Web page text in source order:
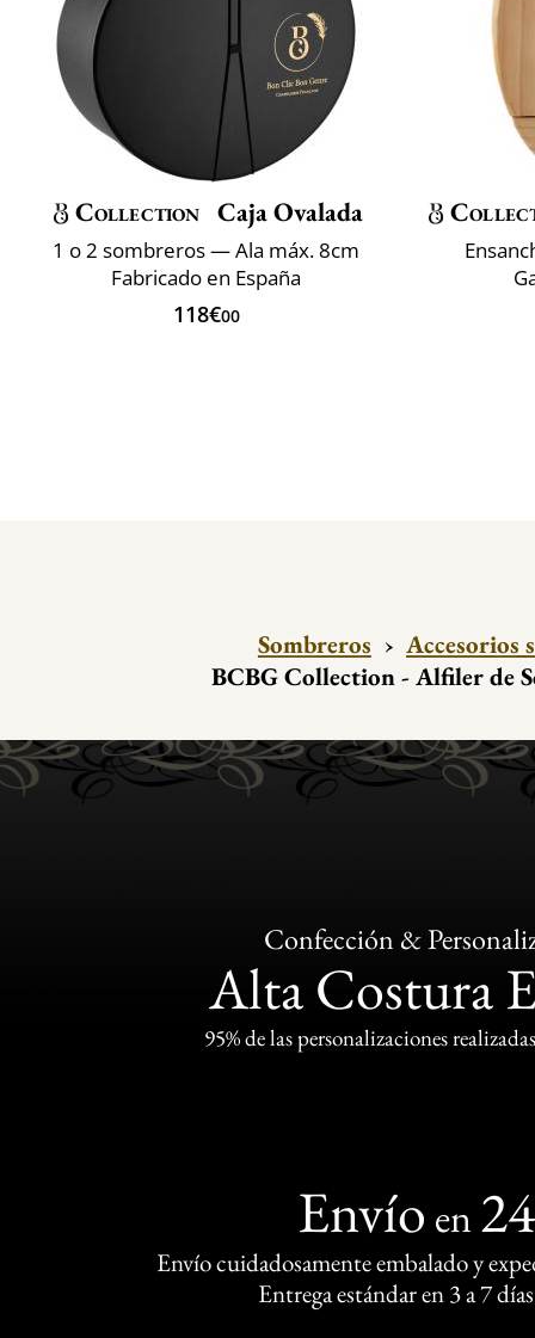
Collection Caja Ovalada
1 o 2 sombreros — Ala máx. 8cm
Fabricado en España
118€00
Sombreros › Accesorios
BCBG Collection - Alfiler de
Confección &
Alta Costura
95% de las personalizaciones
Envío en
Envío cuidadosamente embalado y
Entrega estándar en 3 a 7